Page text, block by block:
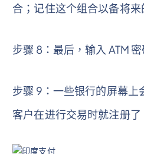
合；记住这个组合以备将来
步骤 8：最后，输入 ATM 密
步骤 9：一些银行的屏幕上
客户在进行交易时就注册了